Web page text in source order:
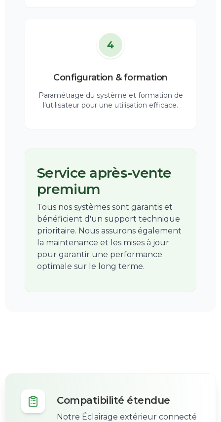
4
Configuration & formation
Paramétrage du système et formation de
l'utilisateur pour une utilisation efficace.
Service après-vente
premium
Tous nos systèmes sont garantis et
bénéficient d'un support technique
prioritaire. Nous assurons également
la maintenance et les mises à jour
pour garantir une performance
optimale sur le long terme.
Compatibilité étendue
Notre Éclairage extérieur connecté